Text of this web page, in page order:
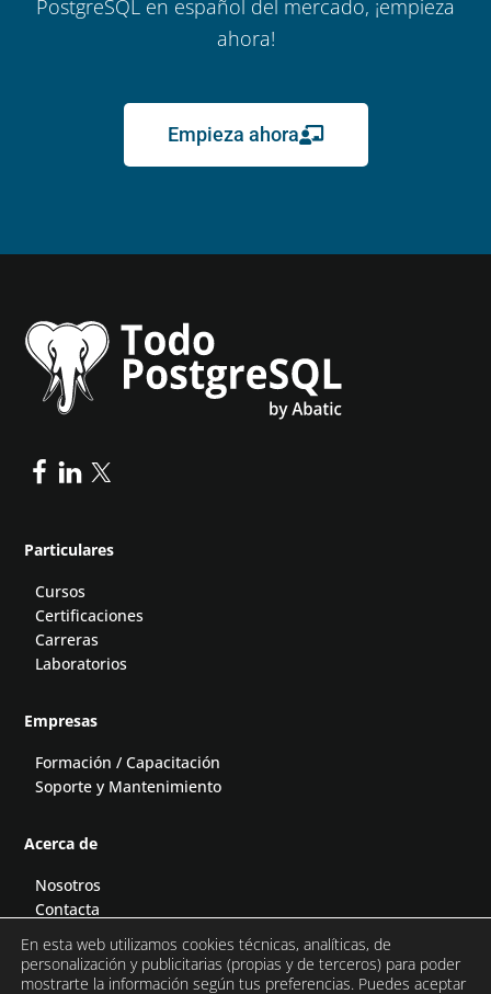
PostgreSQL en español del mercado, ¡empieza
ahora!
Empieza ahora
Particulares
Cursos
Certificaciones
Carreras
Laboratorios
Empresas
Formación / Capacitación
Soporte y Mantenimiento
Acerca de
Nosotros
Contacta
Podcast
En esta web utilizamos cookies técnicas, analíticas, de
personalización y publicitarias (propias y de terceros) para poder
mostrarte la información según tus preferencias. Puedes aceptar